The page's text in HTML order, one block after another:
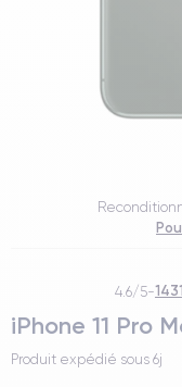
4.6/5-
iPhone 11 Pro
Produit expédié sous 6j